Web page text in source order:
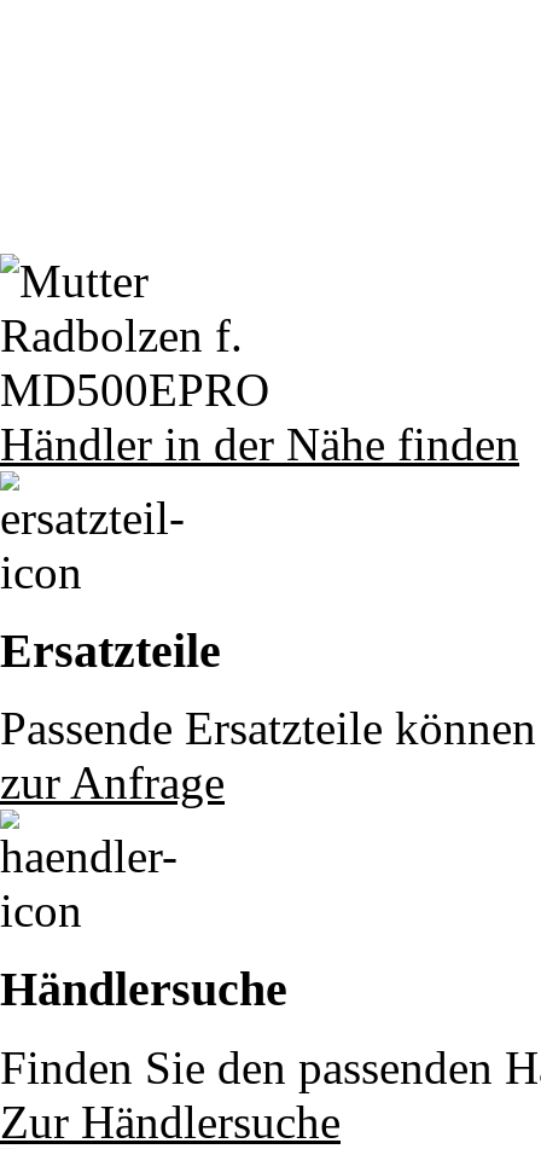
Händler in der Nähe finden
Ersatzteile
Passende Ersatzteile
zur Anfrage
Händlersuche
Finden Sie den passenden
Zur Händlersuche